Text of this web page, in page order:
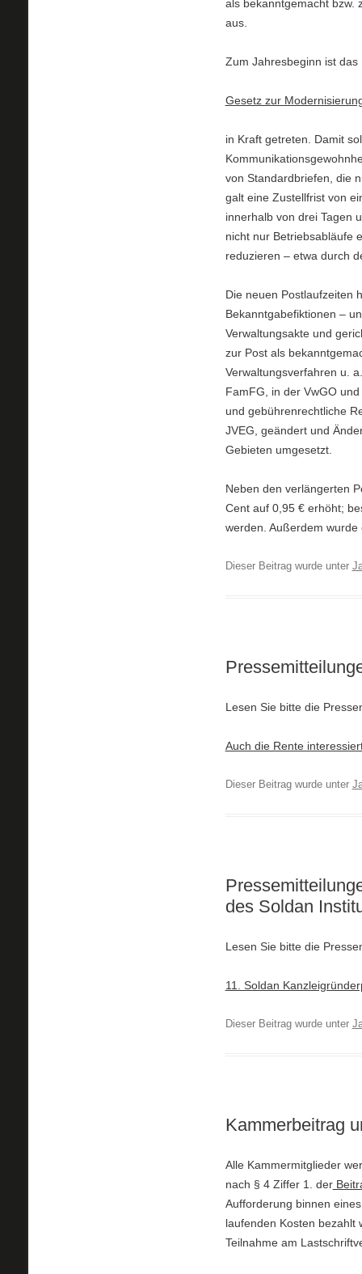
als bekanntgemacht bzw.
aus.
Zum Jahresbeginn ist das
Gesetz zur
in Kraft getreten. Damit
von Standardbriefen, die
galt eine Zustellfrist von
innerhalb von drei Tagen
nicht nur Betriebsabläufe
reduzieren – etwa durch
Die neuen Postlaufzeiten
Bekanntgabefiktionen –
Verwaltungsakte und
zur Post als
Verwaltungsverfahren u.
FamFG, in der VwGO
und gebührenrechtliche
JVEG, geändert und
Gebieten umgesetzt.
Neben den verlängerten
Cent auf 0,95 € erhöht;
werden. Außerdem
Dieser Beitrag wurde unter
Lesen Sie bitte die
Auch die Rente
Dieser Beitrag wurde unter
des Soldan
Lesen Sie bitte die
11. Soldan
Dieser Beitrag wurde unter
Kammerbeitrag
Alle Kammermitglieder
nach § 4 Ziffer 1. der
Aufforderung binnen
laufenden Kosten bezahlt
Teilnahme am